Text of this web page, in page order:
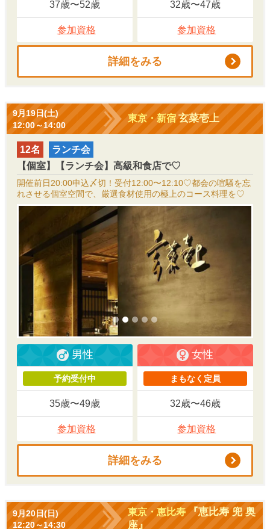
37歳〜52歳
参加資格
32歳〜47歳
参加資格
詳細をみる
9月19日(土)
12:00～14:00
東京・新宿玄菜壱上
12名
ランチ会
【個室】【ランチ会】高級和食店で♡
開催前日20:00申込〆切！受付12:00〜12:10♡都会の喧騒を忘
れさせる個室空間で、厳選食材使用の極上のコース料理を♡
男性
予約受付中
35歳〜49歳
参加資格
女性
まもなく定員
32歳〜46歳
参加資格
詳細をみる
9月20日(日)
12:20～14:30
東京・恵比寿『恵比寿 兜 奥
座』